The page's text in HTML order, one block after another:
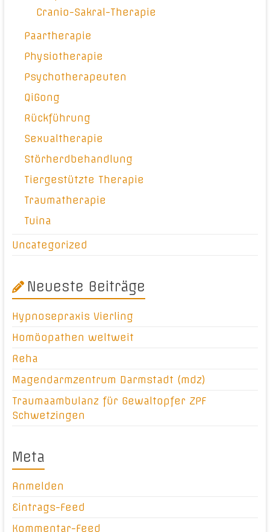
Cranio-Sakral-Therapie
Paartherapie
Physiotherapie
Psychotherapeuten
QiGong
Rückführung
Sexualtherapie
Störherdbehandlung
Tiergestützte Therapie
Traumatherapie
Tuina
Uncategorized
Neueste Beiträge
Hypnosepraxis Vierling
Homöopathen weltweit
Reha
Magendarmzentrum Darmstadt (mdz)
Traumaambulanz für Gewaltopfer ZPF
Schwetzingen
Meta
Anmelden
Eintrags-Feed
Kommentar-Feed